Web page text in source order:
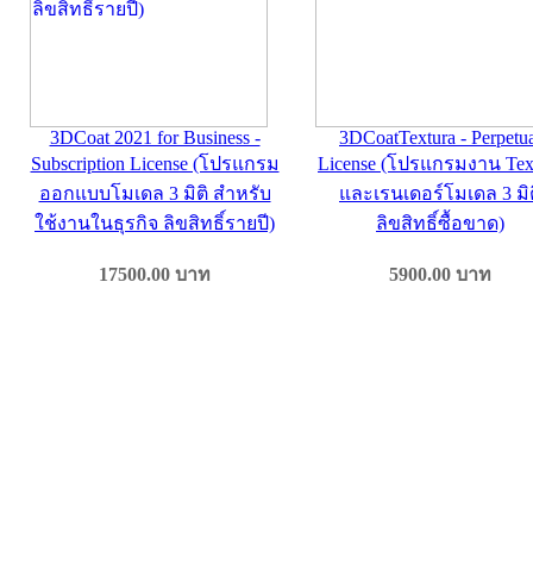
3DCoat 2021 for Business -
Subscription License (โปรแกรม
ออกแบบโมเดล 3 มิติ สำหรับ
ใช้งานในธุรกิจ ลิขสิทธิ์รายปี)
17500.00 บาท
3DCoatTextura -
License (โปรแกรมงาน
และเรนเดอร์โมเดล 3
ลิขสิทธิ์ซื้อขาด)
5900.00 บาท